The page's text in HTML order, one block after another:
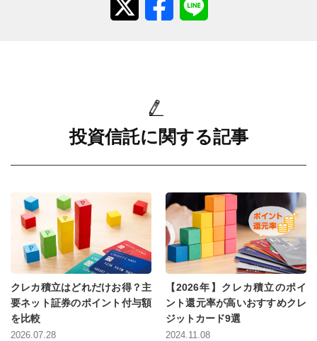
投資信託に関する記事
クレカ積立はどれだけお得？主
要ネット証券のポイント付与額
を比較
2026.07.28
【2026年】クレカ積立のポイ
ント還元率が高いおすすめクレ
ジットカード9選
2024.11.08